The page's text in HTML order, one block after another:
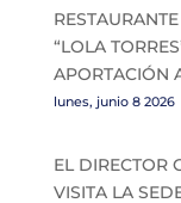
“LOLA
APORTACIÓN
lunes, junio 8 2026
EL DIRECTOR
VISITA LA